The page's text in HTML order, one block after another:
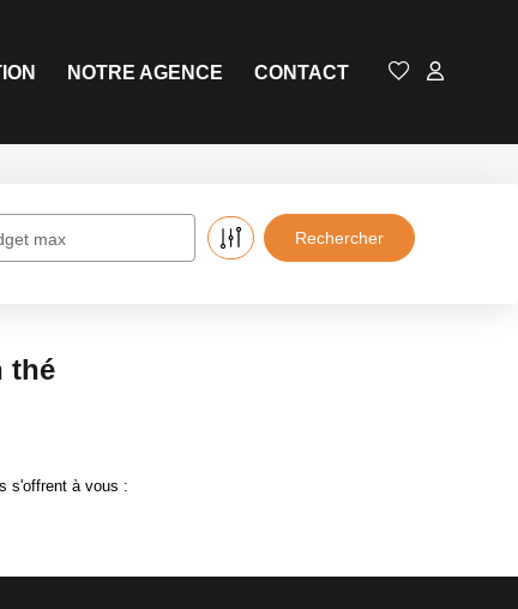
NOTRE AGENCE CONTACT
max
thé
s'offrent à vous :